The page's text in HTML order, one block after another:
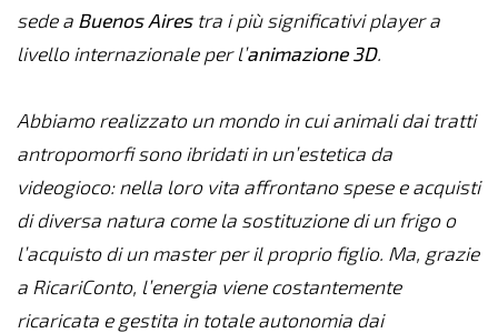
sede a Buenos Airestra i più significativi player a
livello internazionale per l’animazione 3D.
Abbiamo realizzato un mondo in cui animali dai tratti
antropomorfi sono ibridati in un’estetica da
videogioco: nella loro vita affrontano spese e acquisti
di diversa natura come la sostituzione di un frigo o
l’acquisto di un master per il proprio figlio. Ma, grazie
a RicariConto, l’energia viene costantemente
ricaricata e gestita in totale autonomia dai